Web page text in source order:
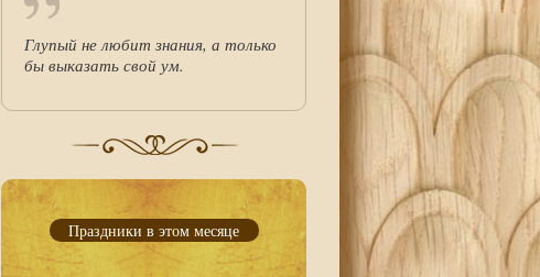
Глупый не любит знания, а только
бы выказать свой ум.
Праздники в этом месяце